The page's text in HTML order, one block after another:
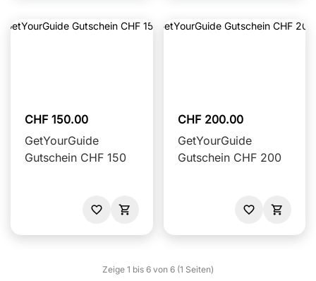
CHF 150.00
GetYourGuide
Gutschein CHF 150
CHF 200.00
GetYourGuide
Gutschein CHF 200
Zeige 1 bis 6 von 6 (1 Seiten)